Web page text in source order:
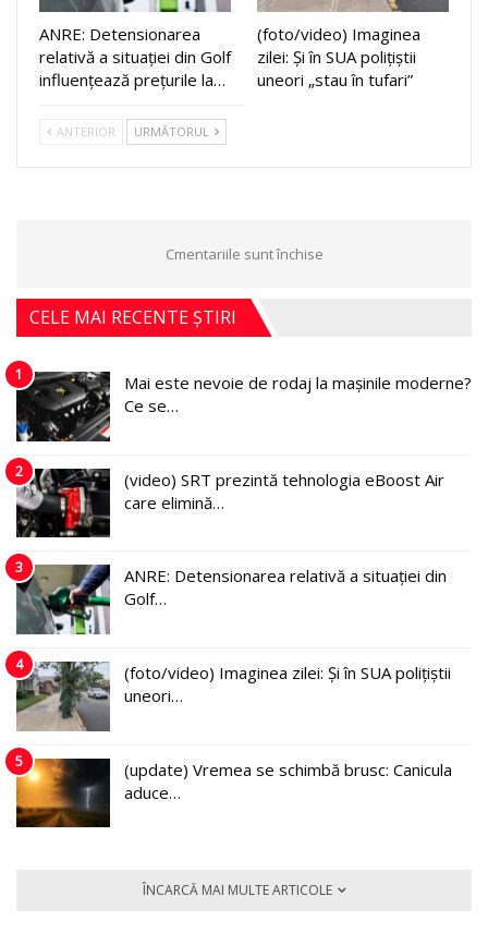
ANRE: Detensionarea
relativă a situației din Golf
influențează prețurile la…
(foto/video) Imaginea
zilei: Și în SUA polițiștii
uneori „stau în tufari”
ANTERIOR URMĂTORUL
Cmentariile sunt închise
CELE MAI RECENTE ȘTIRI
1
Mai este nevoie de rodaj la mașinile moderne?
Ce se…
2
(video) SRT prezintă tehnologia eBoost Air
care elimină…
3
ANRE: Detensionarea relativă a situației din
Golf…
4
(foto/video) Imaginea zilei: Și în SUA polițiștii
uneori…
5
(update) Vremea se schimbă brusc: Canicula
aduce…
ÎNCARCĂ MAI MULTE ARTICOLE